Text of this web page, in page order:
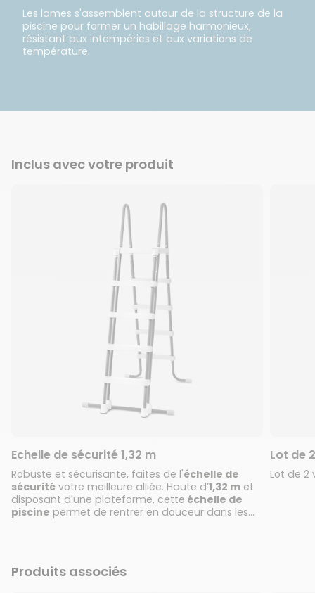
Les lames s'assemblent autour de la structure de la
piscine pour former un habillage harmonieux,
résistant aux intempéries et aux variations de
température.
Inclus avec votre produit
Echelle de sécurité 1,32 m
Robuste et sécurisante, faites de l'échelle de
sécurité votre meilleure alliée. Haute d’1,32 m et
disposant d'une plateforme, cette échelle de
piscine permet de rentrer en douceur dans les
Lot de
Lot de 2
Produits associés